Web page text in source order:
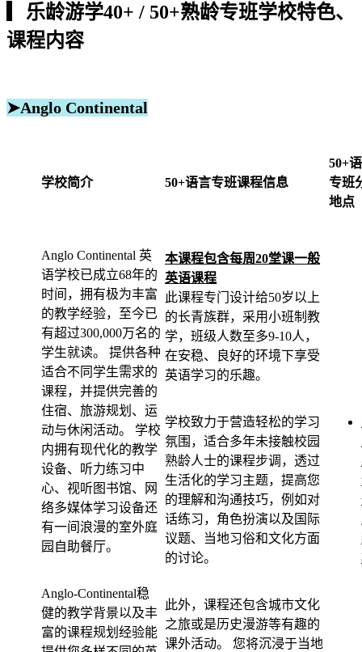
▎乐龄游学40+ / 50+熟龄专班学校特色、
课程内容
➤Anglo Continental
学校简介 50+语言专班课程信息
50+
专班
地点
Anglo Continental 英
语学校已成立68年的
时间，拥有极为丰富
的教学经验，至今已
有超过300,000万名的
学生就读。 提供各种
适合不同学生需求的
课程，并提供完善的
住宿、旅游规划、运
动与休闲活动。 学校
内拥有现代化的教学
设备、听力练习中
心、视听图书馆、网
络多媒体学习设备还
有一间浪漫的室外庭
园自助餐厅。
Anglo-Continental稳
健的教学背景以及丰
富的课程规划经验能
本课程包含每周20堂课一般
英语课程
此课程专门设计给50岁以上
的长青族群，采用小班制教
学，班级人数至多9-10人，
在安稳、良好的环境下享受
英语学习的乐趣。
学校致力于营造轻松的学习
氛围，适合多年未接触校园
熟龄人士的课程步调，透过
生活化的学习主题，提高您
的理解和沟通技巧，例如对
话练习，角色扮演以及国际
议题、当地习俗和文化方面
的讨论。
此外，课程还包含城市文化
之旅或是历史漫游等有趣的
课外活动。 您将沉浸于当地